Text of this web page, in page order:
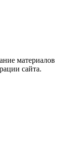
материалов
сайта.